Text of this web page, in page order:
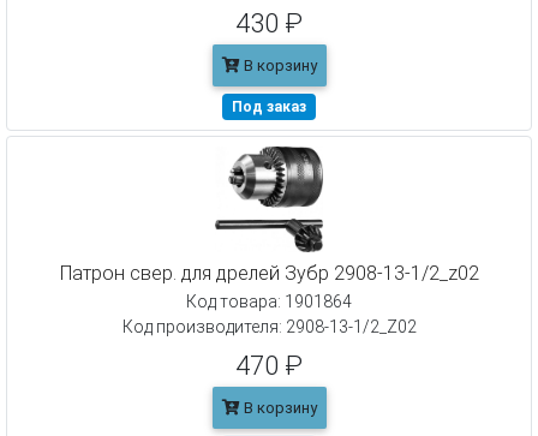
430 ₽
В корзину
Под заказ
Патрон свер. для дрелей Зубр 2908-13-1/2_z02
Код товара: 1901864
Код производителя: 2908-13-1/2_Z02
470 ₽
В корзину